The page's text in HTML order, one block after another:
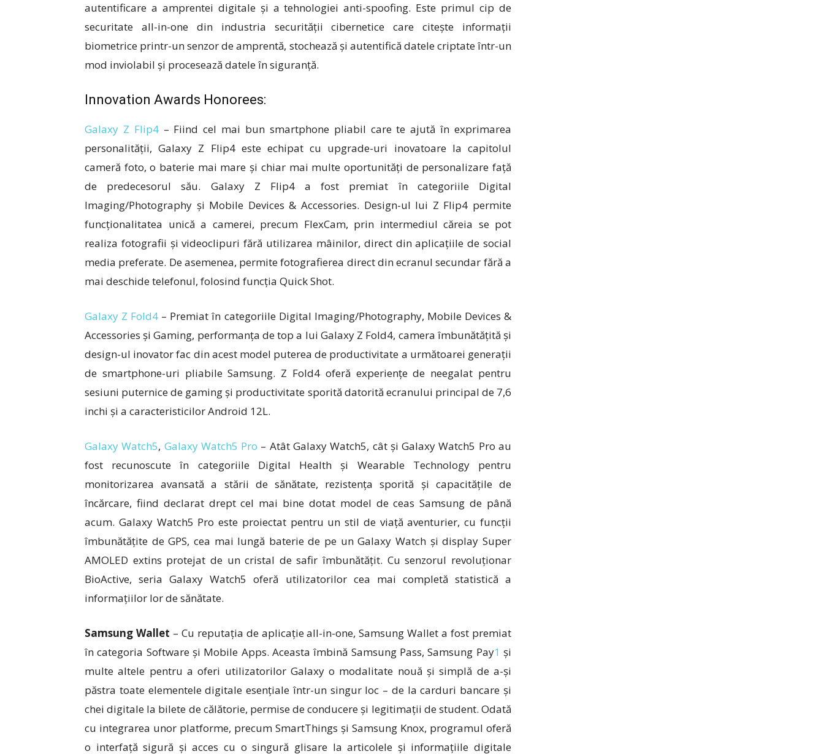
autentificare a amprentei digitale și a tehnologiei anti-spoofing. Este primul cip de
securitate all-in-one din industria securității cibernetice care citește informații
biometrice printr-un senzor de amprentă, stochează și autentifică datele criptate într-un
mod inviolabil și procesează datele în siguranță.
Innovation Awards Honorees:
Galaxy Z Flip4– Fiind cel mai bun smartphone pliabil care te ajută în exprimarea
personalității, Galaxy Z Flip4 este echipat cu upgrade-uri inovatoare la capitolul
cameră foto, o baterie mai mare și chiar mai multe oportunități de personalizare față
de predecesorul său. Galaxy Z Flip4 a fost premiat în categoriile Digital
Imaging/Photography și Mobile Devices & Accessories. Design-ul lui Z Flip4 permite
funcționalitatea unică a camerei, precum FlexCam, prin intermediul căreia se pot
realiza fotografii și videoclipuri fără utilizarea mâinilor, direct din aplicațiile de social
media preferate. De asemenea, permite fotografierea direct din ecranul secundar fără a
mai deschide telefonul, folosind funcția Quick Shot.
Galaxy Z Fold4 – Premiat în categoriile Digital Imaging/Photography, Mobile Devices &
Accessories și Gaming, performanța de top a lui Galaxy Z Fold4, camera îmbunătățită și
design-ul inovator fac din acest model puterea de productivitate a următoarei generații
de smartphone-uri pliabile Samsung. Z Fold4 oferă experiențe de neegalat pentru
sesiuni puternice de gaming și productivitate sporită datorită ecranului principal de 7,6
inchi și a caracteristicilor Android 12L.
Galaxy Watch5, Galaxy Watch5 Pro – Atât Galaxy Watch5, cât și Galaxy Watch5 Pro au
fost recunoscute în categoriile Digital Health și Wearable Technology pentru
monitorizarea avansată a stării de sănătate, rezistența sporită și capacitățile de
încărcare, fiind declarat drept cel mai bine dotat model de ceas Samsung de până
acum. Galaxy Watch5 Pro este proiectat pentru un stil de viață aventurier, cu funcții
îmbunătățite de GPS, cea mai lungă baterie de pe un Galaxy Watch și display Super
AMOLED extins protejat de un cristal de safir îmbunătățit. Cu senzorul revoluționar
BioActive, seria Galaxy Watch5 oferă utilizatorilor cea mai completă statistică a
informațiilor lor de sănătate.
Samsung Wallet – Cu reputația de aplicație all-in-one, Samsung Wallet a fost premiat
în categoria Software și Mobile Apps. Aceasta îmbină Samsung Pass, Samsung Pay1 și
multe altele pentru a oferi utilizatorilor Galaxy o modalitate nouă și simplă de a-și
păstra toate elementele digitale esențiale într-un singur loc – de la carduri bancare și
chei digitale la bilete de călătorie, permise de conducere și legitimații de student. Odată
cu integrarea unor platforme, precum SmartThings și Samsung Knox, programul oferă
o interfață sigură și acces cu o singură glisare la articolele și informațiile digitale